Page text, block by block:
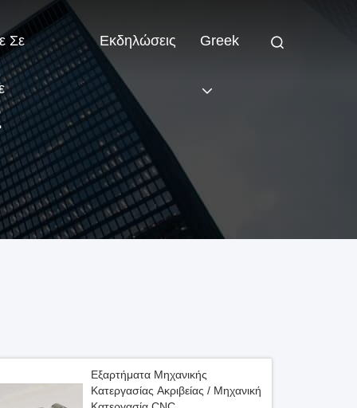
Σε Εκδηλώσεις Greek
Εξαρτήματα Μηχανικής
Κατεργασίας Ακριβείας / Μηχανική